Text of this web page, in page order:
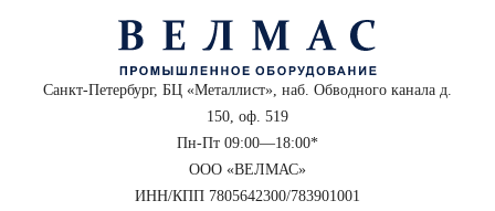
Санкт-Петербург, БЦ «Металлист», наб. Обводного канала д.
150, оф. 519
Пн-Пт 09:00—18:00*
ООО «ВЕЛМАС»
ИНН/КПП 7805642300/783901001